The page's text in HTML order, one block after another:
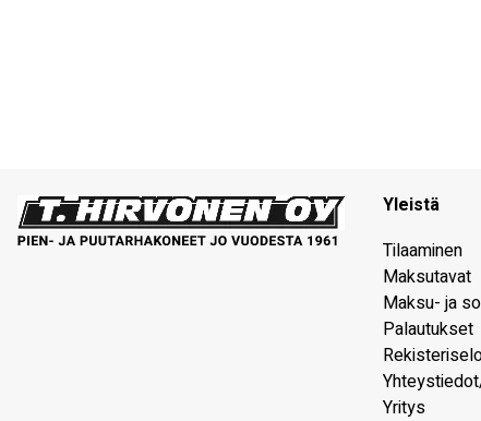
Yleistä
Tilaaminen
Maksutavat
Maksu- ja
Palautukset
Yritys